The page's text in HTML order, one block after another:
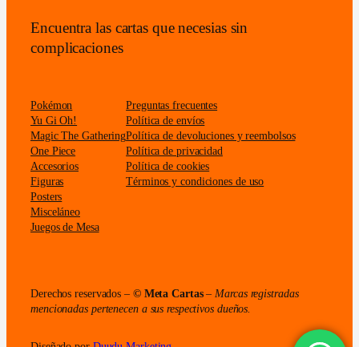
Encuentra las cartas que necesias sin
complicaciones
Pokémon
Yu Gi Oh!
Magic The Gathering
One Piece
Accesorios
Figuras
Posters
Misceláneo
Juegos de Mesa
Preguntas frecuentes
Política de envíos
Política de devoluciones y reembolsos
Política de privacidad
Política de cookies
Términos y condiciones de uso
Derechos reservados – © Meta Cartas– Marcas registradas
mencionadas pertenecen a sus respectivos dueños.